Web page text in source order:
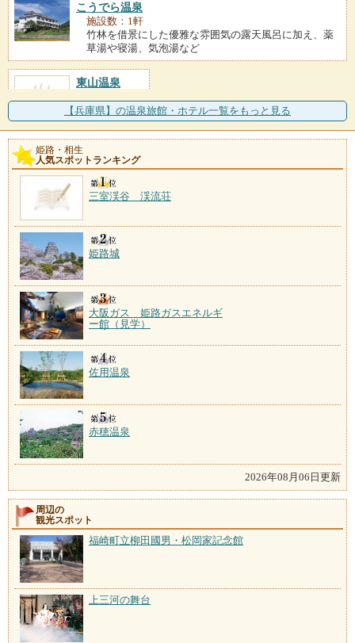
こうでら温泉
施設数：1軒
竹林を借景にした優雅な雰囲気の露天風呂に加え、薬
草湯や寝湯、気泡湯など
東山温泉
【兵庫県】の温泉旅館・ホテル一覧をもっと見る
姫路・相生
人気スポットランキング
三室渓谷 渓流荘
姫路城
大阪ガス 姫路ガスエネルギ
ー館（見学）
佐用温泉
赤穂温泉
2026年08月06日更新
周辺の
観光スポット
福崎町立柳田國男・松岡家記念館
上三河の舞台